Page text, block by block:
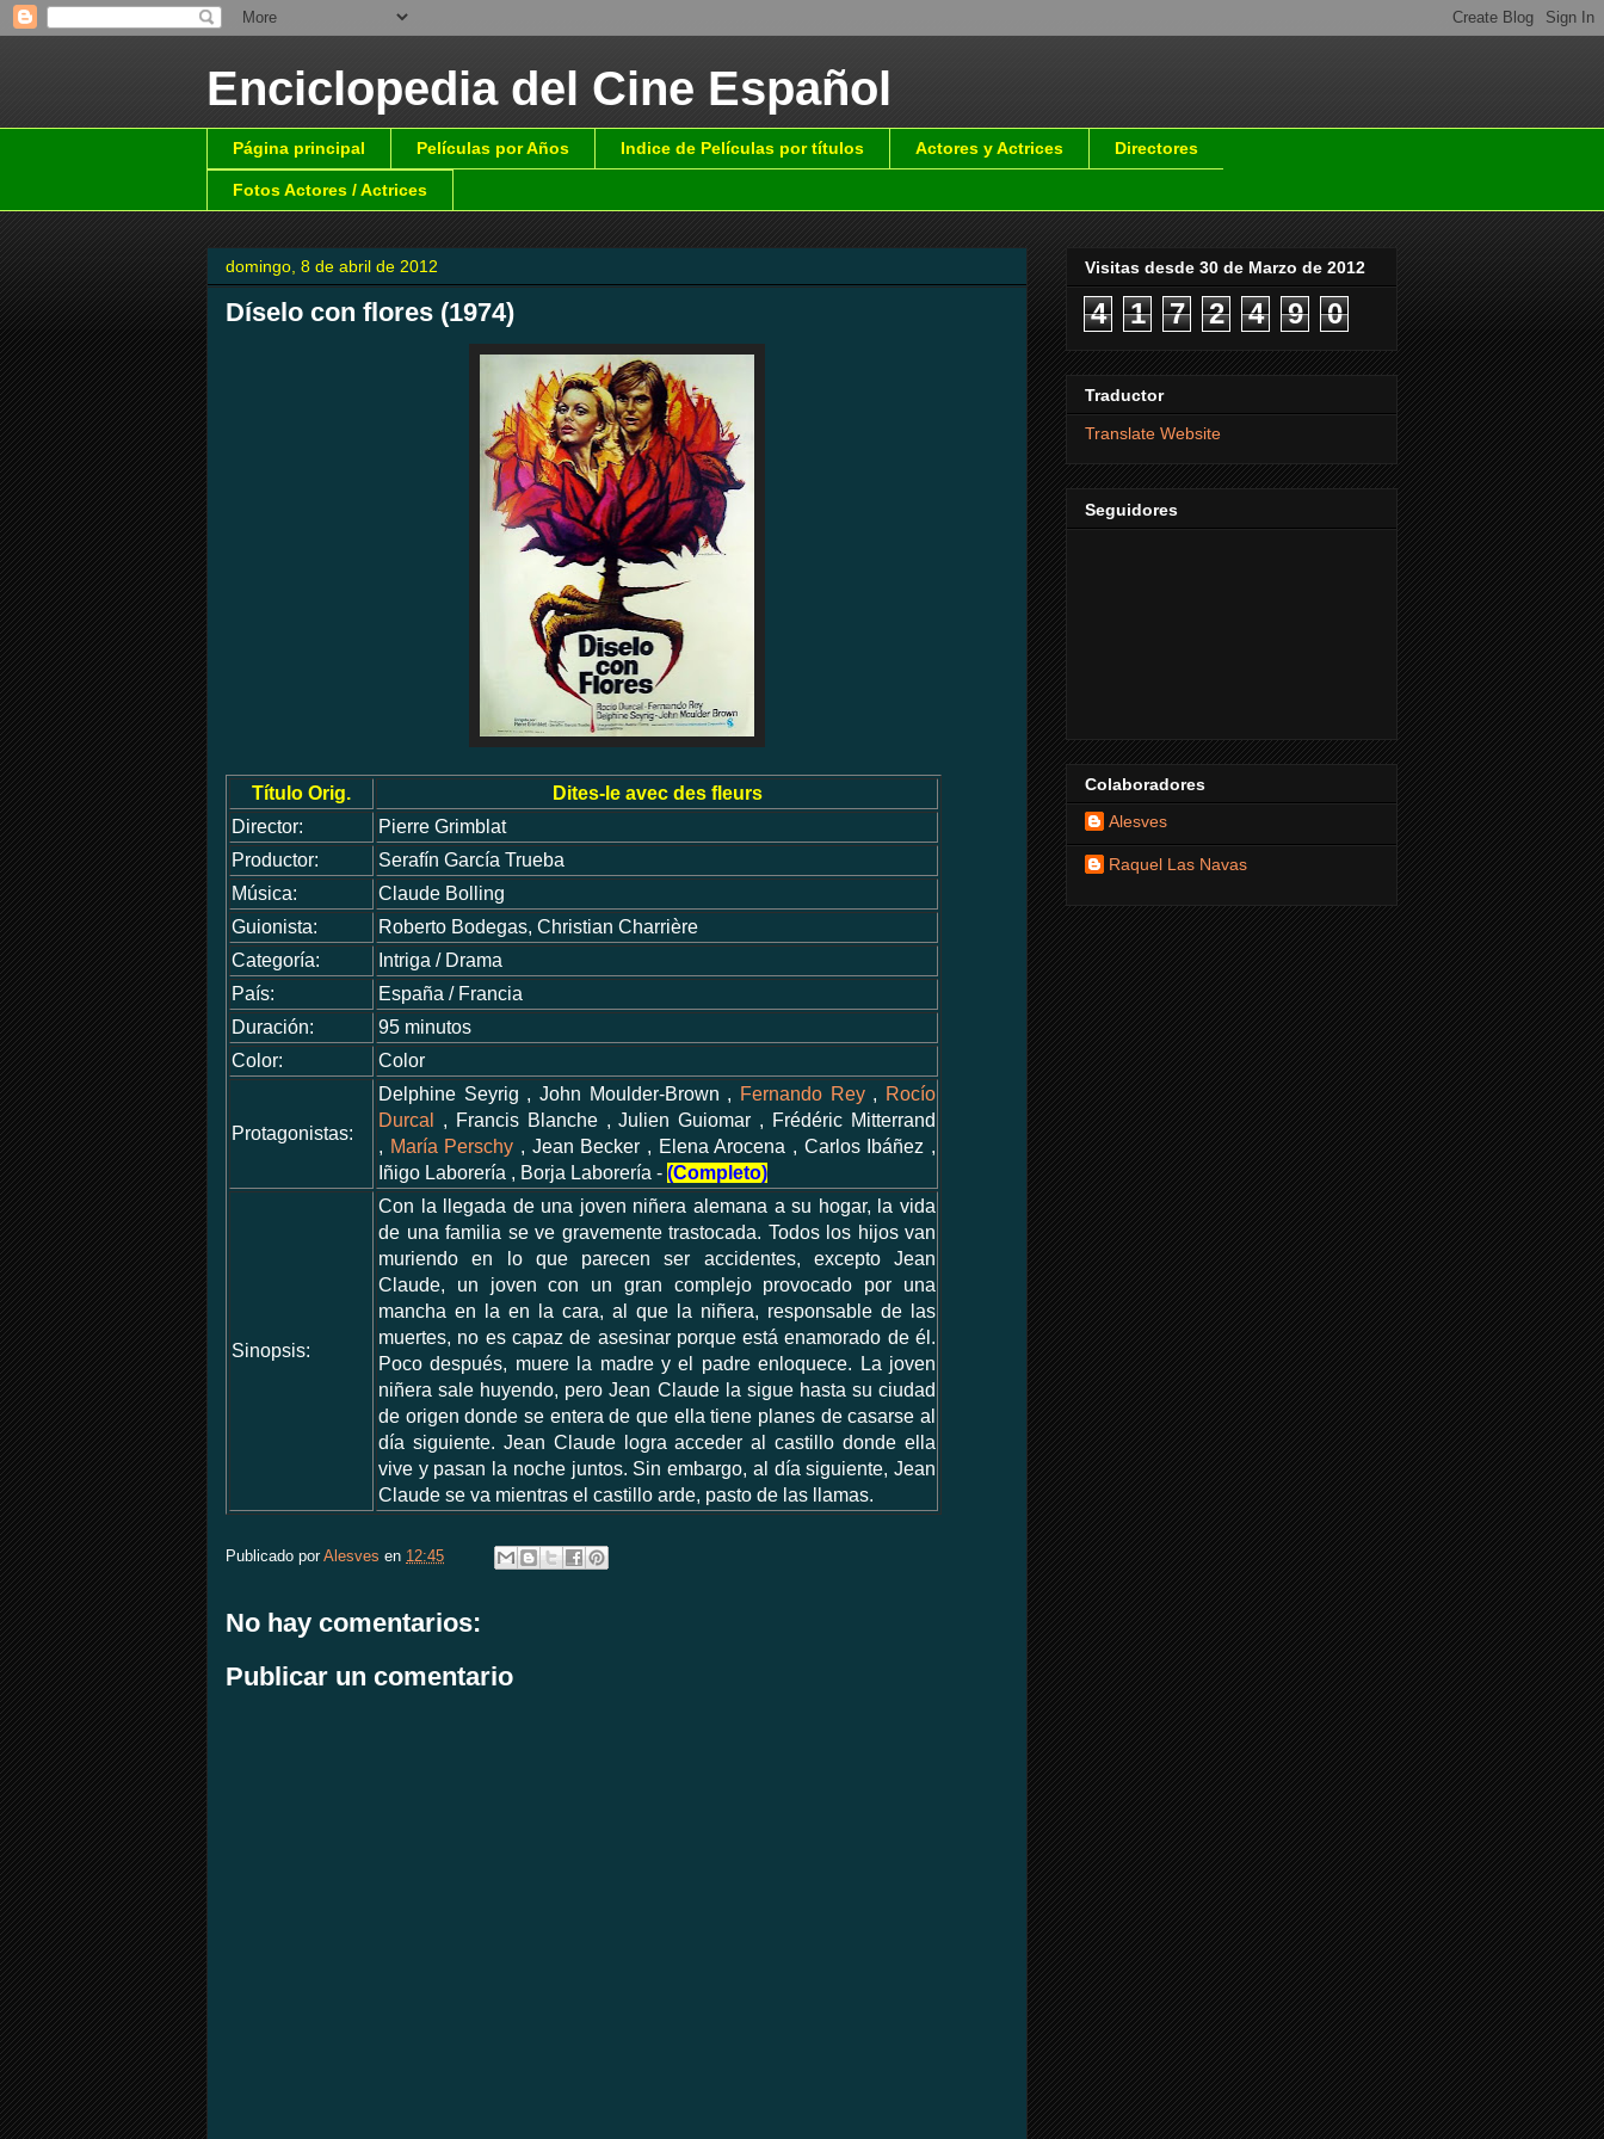
Enciclopedia del Cine Español
Página principal Películas por Años Indice de Películas por títulos Actores y Actrices Directores
Fotos Actores / Actrices
domingo, 8 de abril de 2012
Díselo con flores (1974)
Título Orig.
Dites-le avec des fleurs
Director:
Pierre Grimblat
Productor:
Serafín García Trueba
Música:
Claude Bolling
Guionista:
Roberto Bodegas, Christian Charrière
Categoría:
Intriga / Drama
País:
España / Francia
Duración:
95 minutos
Color:
Color
Protagonistas:
Delphine Seyrig , John Moulder-Brown , Fernando Rey, Rocío
Durcal
, Francis Blanche , Julien Guiomar , Frédéric Mitterrand
, María Perschy , Jean Becker , Elena Arocena , Carlos Ibáñez ,
Iñigo Laborería , Borja Laborería - (Completo)
Sinopsis:
Con la llegada de una joven niñera alemana a su hogar, la vida
de una familia se ve gravemente trastocada. Todos los hijos van
muriendo en lo que parecen ser accidentes, excepto Jean
Claude, un joven con un gran complejo provocado por una
mancha en la en la cara, al que la niñera, responsable de las
muertes, no es capaz de asesinar porque está enamorado de él.
Poco después, muere la madre y el padre enloquece. La joven
niñera sale huyendo, pero Jean Claude la sigue hasta su ciudad
de origen donde se entera de que ella tiene planes de casarse al
día siguiente. Jean Claude logra acceder al castillo donde ella
vive y pasan la noche juntos. Sin embargo, al día siguiente, Jean
Claude se va mientras el castillo arde, pasto de las llamas.
Publicado porAlesves en 12:45
No hay comentarios:
Publicar un comentario
Visitas desde 30 de Marzo de 2012
4 1 7 2 4 9 0
Traductor
Translate Website
Seguidores
Colaboradores
Alesves
Raquel Las Navas